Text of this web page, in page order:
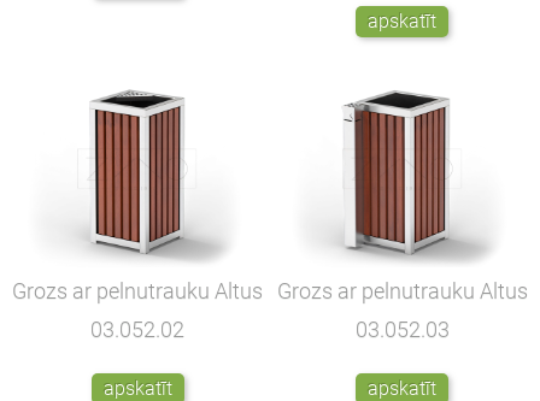
apskatīt
Grozs ar pelnutrauku Altus
03.052.02
apskatīt
Grozs ar pelnutrauku Altus
03.052.03
apskatīt